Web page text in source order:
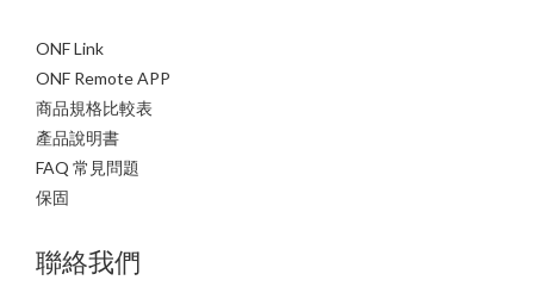
ONF Link
ONF Remote APP
商品規格比較表
產品說明書
FAQ 常見問題
保固
聯絡我們